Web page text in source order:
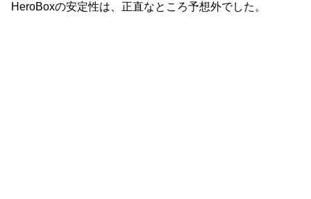
HeroBoxの安定性は、正直なところ予想外でした。